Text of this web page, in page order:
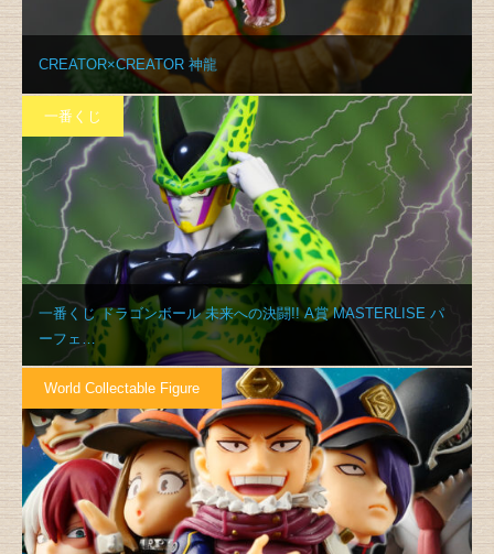
CREATOR×CREATOR 神龍
一番くじ
一番くじ ドラゴンボール 未来への決闘!! A賞 MASTERLISE パ
ーフェ…
World Collectable Figure